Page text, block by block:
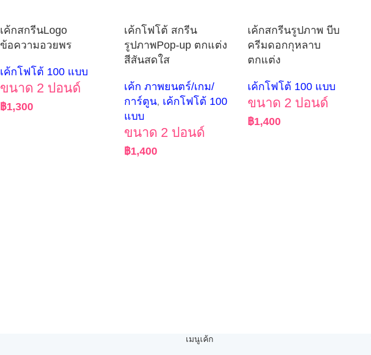
เค้กสกรีนLogo
ข้อความอวยพร
เค้กโฟโต้ 100 แบบ
ขนาด 2 ปอนด์
฿1,300
เค้กโฟโต้ สกรีน
รูปภาพPop-up ตกแต่ง
สีสันสดใส
เค้ก ภาพยนตร์/เกม/
การ์ตูน, เค้กโฟโต้ 100
แบบ
ขนาด 2 ปอนด์
฿1,400
เค้กสกรีนรูปภาพ บีบ
ครีมดอกกุหลาบ
ตกแต่ง
เค้กโฟโต้ 100 แบบ
ขนาด 2 ปอนด์
฿1,400
เมนูเค้ก